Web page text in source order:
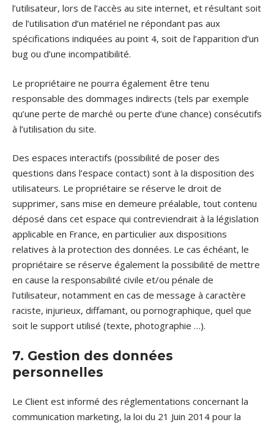
l’utilisateur, lors de l’accès au site internet, et résultant soit
de l’utilisation d’un matériel ne répondant pas aux
spécifications indiquées au point 4, soit de l’apparition d’un
bug ou d’une incompatibilité.
Le propriétaire ne pourra également être tenu
responsable des dommages indirects (tels par exemple
qu’une perte de marché ou perte d’une chance) consécutifs
à l’utilisation du site.
Des espaces interactifs (possibilité de poser des
questions dans l’espace contact) sont à la disposition des
utilisateurs. Le propriétaire se réserve le droit de
supprimer, sans mise en demeure préalable, tout contenu
déposé dans cet espace qui contreviendrait à la législation
applicable en France, en particulier aux dispositions
relatives à la protection des données. Le cas échéant, le
propriétaire se réserve également la possibilité de mettre
en cause la responsabilité civile et/ou pénale de
l’utilisateur, notamment en cas de message à caractère
raciste, injurieux, diffamant, ou pornographique, quel que
soit le support utilisé (texte, photographie …).
7. Gestion des données
personnelles
Le Client est informé des réglementations concernant la
communication marketing, la loi du 21 Juin 2014 pour la